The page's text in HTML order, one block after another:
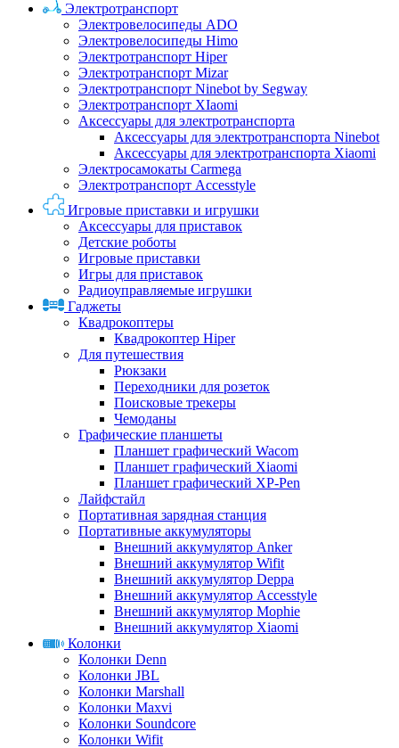
Электротранспорт
Электровелосипеды ADO
Электровелосипеды Himo
Электротранспорт Hiper
Электротранспорт Mizar
Электротранспорт Ninebot by Segway
Электротранспорт XIaomi
Аксессуары для электротранспорта
Аксессуары для электротранспорта Ninebot
Аксессуары для электротранспорта Xiaomi
Электросамокаты Carmega
Электротранспорт Accesstyle
Игровые приставки и игрушки
Аксессуары для приставок
Детские роботы
Игровые приставки
Игры для приставок
Радиоуправляемые игрушки
Гаджеты
Квадрокоптеры
Квадрокоптер Hiper
Для путешествия
Рюкзаки
Переходники для розеток
Поисковые трекеры
Чемоданы
Графические планшеты
Планшет графический Wacom
Планшет графический Xiaomi
Планшет графический XP-Pen
Лайфстайл
Портативная зарядная станция
Портативные аккумуляторы
Внешний аккумулятор Anker
Внешний аккумулятор Wifit
Внешний аккумулятор Deppa
Внешний аккумулятор Accesstyle
Внешний аккумулятор Mophie
Внешний аккумулятор Xiaomi
Колонки
Колонки Denn
Колонки JBL
Колонки Marshall
Колонки Maxvi
Колонки Soundcore
Колонки Wifit